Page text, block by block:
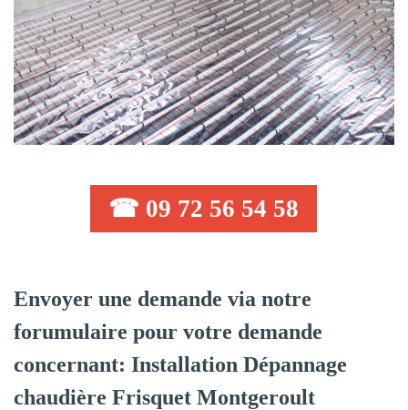
☎ 09 72 56 54 58
Envoyer une demande via notre
forumulaire pour votre demande
concernant: Installation Dépannage
chaudière Frisquet Montgeroult